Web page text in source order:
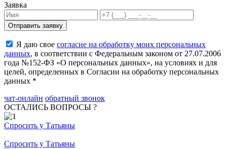
Заявка
Я даю свое согласие на обработку моих персональных
данных, в соответствии с Федеральным законом от 27.07.2006
года №152-ФЗ «О персональных данных», на условиях и для
целей, определенных в Согласии на обработку персональных
данных *
чат-онлайн обратный звонок
ОСТАЛИСЬ ВОПРОСЫ ?
Спросить у Татьяны
Спросить у Татьяны